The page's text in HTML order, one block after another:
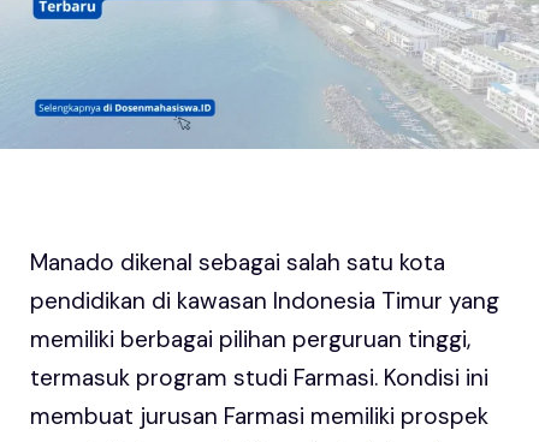
Manado dikenal sebagai salah satu kota
pendidikan di kawasan Indonesia Timur yang
memiliki berbagai pilihan perguruan tinggi,
termasuk program studi Farmasi. Kondisi ini
membuat jurusan Farmasi memiliki prospek